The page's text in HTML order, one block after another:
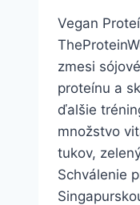
Vegan
zmesi
proteínu a
ďalšie
množstvo
tukov,
Schválenie